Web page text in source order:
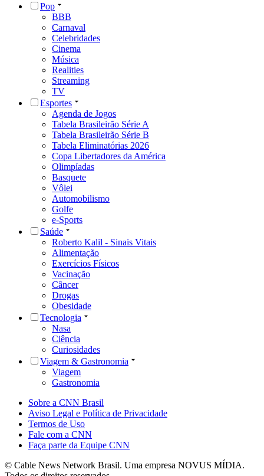
Pop
BBB
Carnaval
Celebridades
Cinema
Música
Realities
Streaming
TV
Esportes
Agenda de Jogos
Tabela Brasileirão Série A
Tabela Brasileirão Série B
Tabela Eliminatórias 2026
Copa Libertadores da América
Olimpíadas
Basquete
Vôlei
Automobilismo
Golfe
e-Sports
Saúde
Roberto Kalil - Sinais Vitais
Alimentação
Exercícios Físicos
Vacinação
Câncer
Drogas
Obesidade
Tecnologia
Nasa
Ciência
Curiosidades
Viagem & Gastronomia
Viagem
Gastronomia
Sobre a CNN Brasil
Aviso Legal e Política de Privacidade
Termos de Uso
Fale com a CNN
Faça parte da Equipe CNN
© Cable News Network Brasil. Uma empresa NOVUS MÍDIA.